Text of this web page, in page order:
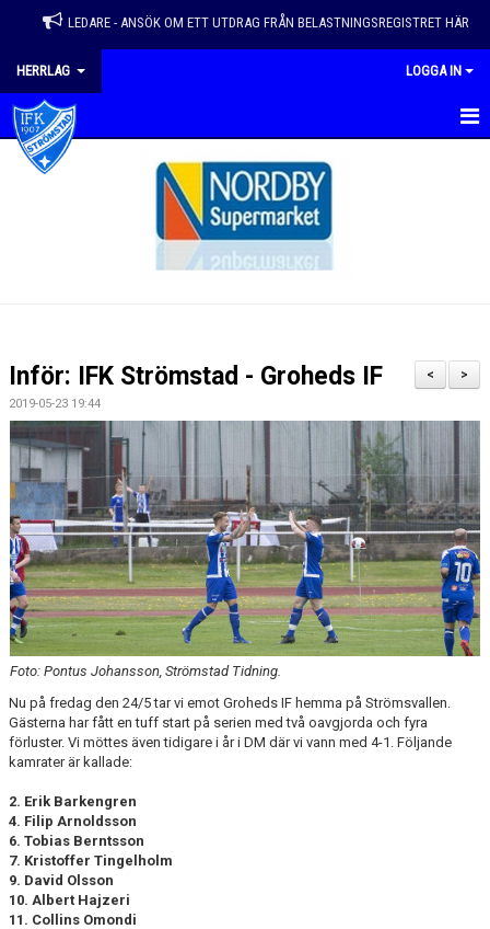
LEDARE - ANSÖK OM ETT UTDRAG FRÅN BELASTNINGSREGISTRET HÄR
HERRLAG LOGGA IN
HEM
DOKUMENT
BILDGALLERI
TRUPP
MATCHER
VERKSAMHETSBERÄTTELSER
>
<
Inför: IFK Strömstad - Groheds IF
2019-05-23 19:44
Foto: Pontus Johansson, Strömstad Tidning.
Nu på fredag den 24/5 tar vi emot Groheds IF hemma på Strömsvallen.
Gästerna har fått en tuff start på serien med två oavgjorda och fyra
förluster. Vi möttes även tidigare i år i DM där vi vann med 4-1. Följande
kamrater är kallade:
2. Erik Barkengren
4. Filip Arnoldsson
6. Tobias Berntsson
7. Kristoffer Tingelholm
9. David Olsson
10. Albert Hajzeri
11. Collins Omondi